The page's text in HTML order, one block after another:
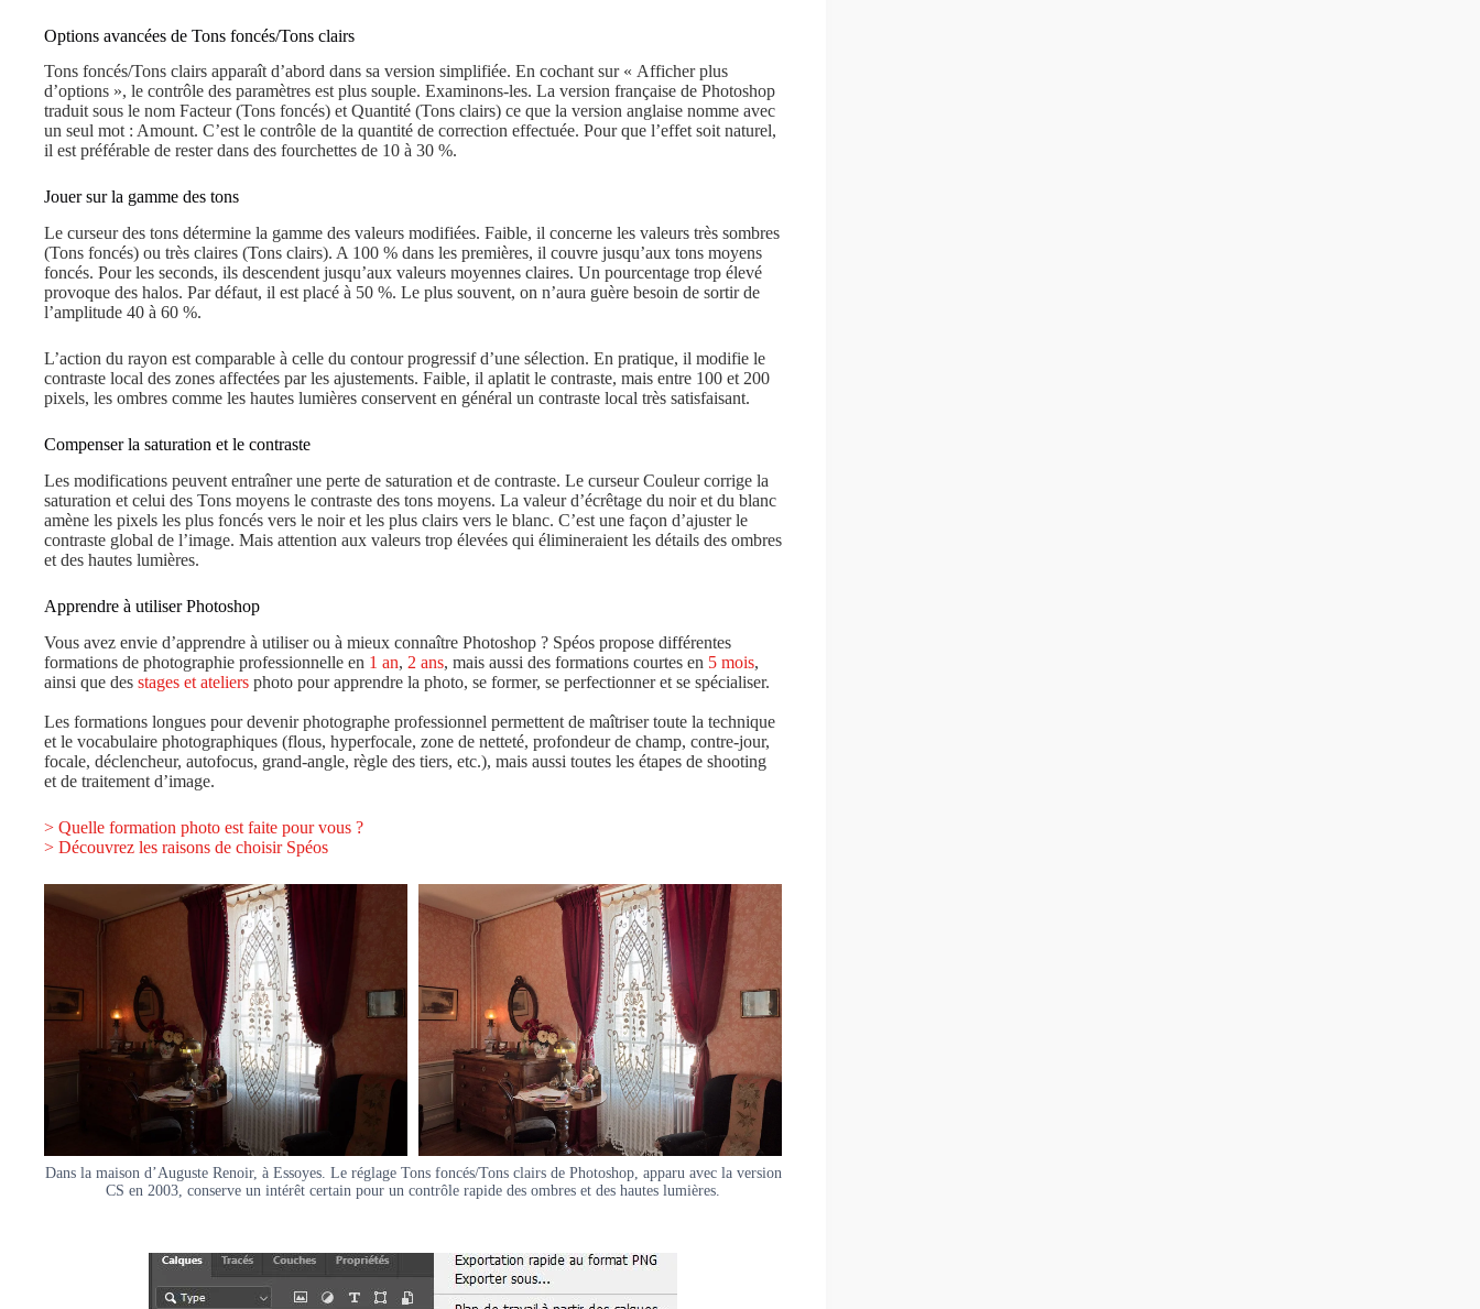
Options avancées de Tons foncés/Tons clairs
Tons foncés/Tons clairs apparaît d’abord dans sa version simplifiée. En cochant sur « Afficher plus
d’options », le contrôle des paramètres est plus souple. Examinons-les. La version française de Photoshop
traduit sous le nom Facteur (Tons foncés) et Quantité (Tons clairs) ce que la version anglaise nomme avec
un seul mot : Amount. C’est le contrôle de la quantité de correction effectuée. Pour que l’effet soit naturel,
il est préférable de rester dans des fourchettes de 10 à 30 %.
Jouer sur la gamme des tons
Le curseur des tons détermine la gamme des valeurs modifiées. Faible, il concerne les valeurs très sombres
(Tons foncés) ou très claires (Tons clairs). A 100 % dans les premières, il couvre jusqu’aux tons moyens
foncés. Pour les seconds, ils descendent jusqu’aux valeurs moyennes claires. Un pourcentage trop élevé
provoque des halos. Par défaut, il est placé à 50 %. Le plus souvent, on n’aura guère besoin de sortir de
l’amplitude 40 à 60 %.
L’action du rayon est comparable à celle du contour progressif d’une sélection. En pratique, il modifie le
contraste local des zones affectées par les ajustements. Faible, il aplatit le contraste, mais entre 100 et 200
pixels, les ombres comme les hautes lumières conservent en général un contraste local très satisfaisant.
Compenser la saturation et le contraste
Les modifications peuvent entraîner une perte de saturation et de contraste. Le curseur Couleur corrige la
saturation et celui des Tons moyens le contraste des tons moyens. La valeur d’écrêtage du noir et du blanc
amène les pixels les plus foncés vers le noir et les plus clairs vers le blanc. C’est une façon d’ajuster le
contraste global de l’image. Mais attention aux valeurs trop élevées qui élimineraient les détails des ombres
et des hautes lumières.
Apprendre à utiliser Photoshop
Vous avez envie d’apprendre à utiliser ou à mieux connaître Photoshop ? Spéos propose différentes
formations de photographie professionnelle en 1 an, 2 ans, mais aussi des formations courtes en 5 mois,
ainsi que des stages et ateliers photo pour apprendre la photo, se former, se perfectionner et se spécialiser.
Les formations longues pour devenir photographe professionnel permettent de maîtriser toute la technique
et le vocabulaire photographiques (flous, hyperfocale, zone de netteté, profondeur de champ, contre-jour,
focale, déclencheur, autofocus, grand-angle, règle des tiers, etc.), mais aussi toutes les étapes de shooting
et de traitement d’image.
> Quelle formation photo est faite pour vous ?
> Découvrez les raisons de choisir Spéos
Dans la maison d’Auguste Renoir, à Essoyes. Le réglage Tons foncés/Tons clairs de Photoshop, apparu avec la version
CS en 2003, conserve un intérêt certain pour un contrôle rapide des ombres et des hautes lumières.